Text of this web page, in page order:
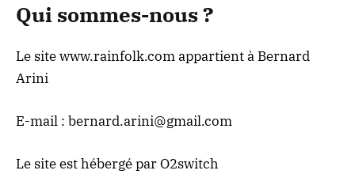
Qui sommes-nous ?
Le sitewww.rainfolk.comappartient à Bernard
Arini
E-mail : bernard.arini@gmail.com
Le site est hébergé par O2switch